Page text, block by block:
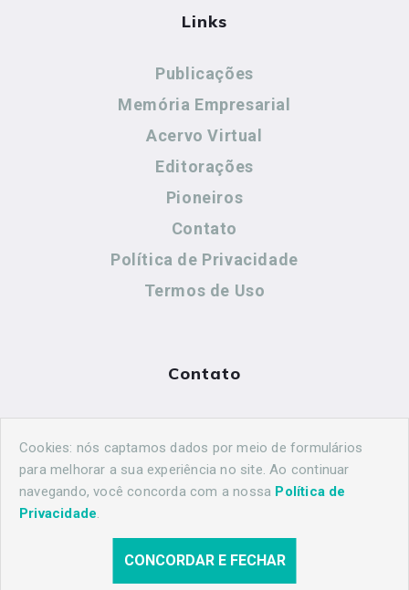
Links
Publicações
Memória Empresarial
Acervo Virtual
Editorações
Pioneiros
Contato
Política de Privacidade
Termos de Uso
Contato
maringahistorica@gmail.com
© 2026 Maringá Histórica. Todos os direitos reservados.
Cookies: nós captamos dados por meio de formulários
para melhorar a sua experiência no site. Ao continuar
navegando, você concorda com a nossa Política de
Privacidade.
CONCORDAR E FECHAR